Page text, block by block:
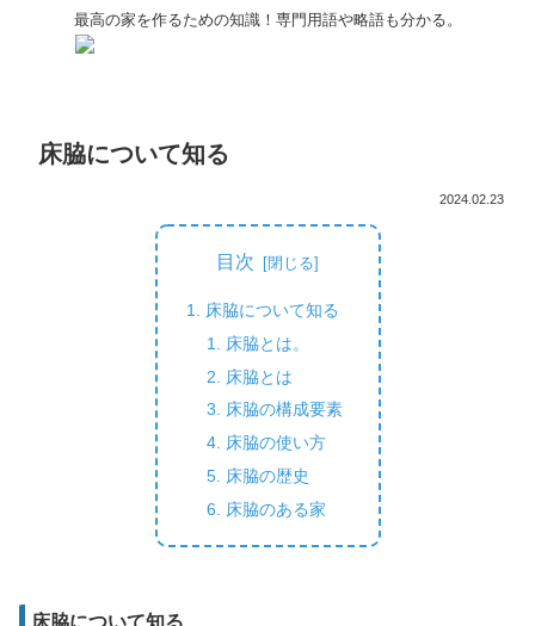
最高の家を作るための知識！専門用語や略語も分かる。
床脇について知る
2024.02.23
目次
床脇について知る
床脇とは。
床脇とは
床脇の構成要素
床脇の使い方
床脇の歴史
床脇のある家